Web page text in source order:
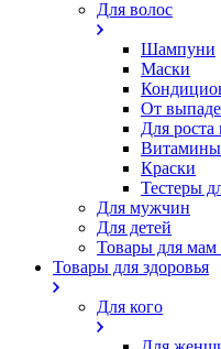
Для волос
Шампуни
Маски
От
Для роста
Витамины
Краски
Тестеры
Для мужчин
Для детей
Товары для
Товары для здоровья
Для кого